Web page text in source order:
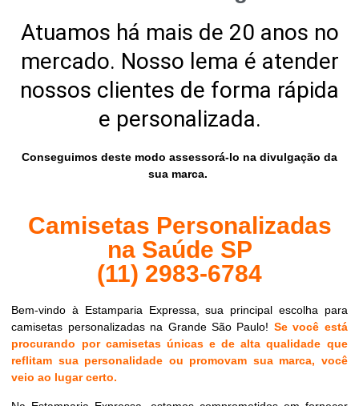
Atuamos há mais de 20 anos no
mercado. Nosso lema é atender
nossos clientes de forma rápida
e personalizada.
Conseguimos deste modo assessorá-lo na divulgação da
sua marca.
Camisetas Personalizadas
na Saúde SP
(11) 2983-6784
Bem-vindo à Estamparia Expressa, sua principal escolha para
camisetas personalizadas na Grande São Paulo! Se você está
procurando por camisetas únicas e de alta qualidade que
reflitam sua personalidade ou promovam sua marca, você
veio ao lugar certo.